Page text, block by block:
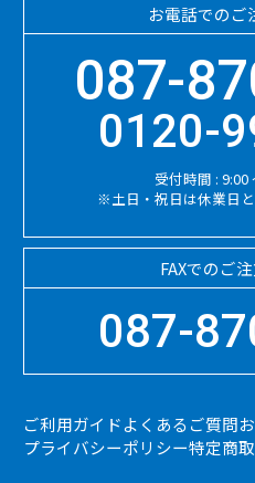
お電話でのご
087-
0120-
受付時間 : 9:00
※土日・祝日は休業日と
FAXでのご
087-
ご利用ガイドよくあるご質問
プライバシーポリシー特定商